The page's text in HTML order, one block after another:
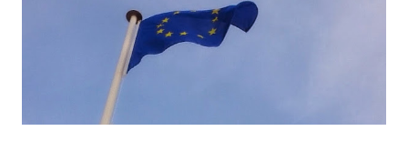
limiti che ne hanno aumentato la impopolarità oltre ogni
misura. Serve aria nuova. Siamo in ritardo di anni. Se
vogliamo una vera Europa, geopoliticame...